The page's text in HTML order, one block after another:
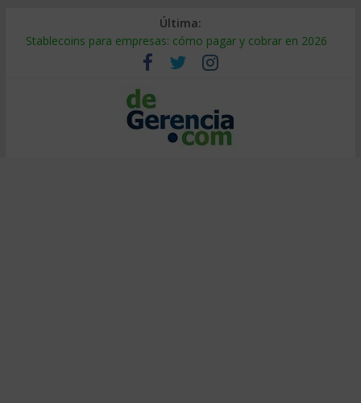
Última:
Stablecoins para empresas: cómo pagar y cobrar en 2026
Despido silencioso: qué es y por qué sale tan caro
IA en selección de personal: cómo auditarla a tiempo
Trabajo forzoso en la cadena de suministro: qué hacer
Mercado hispano de EE. UU.: cómo segmentarlo y venderle